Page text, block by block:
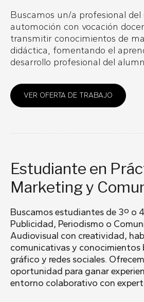
Buscamos un/a profesional del
automoción con vocación
transmitir conocimientos de
didáctica, fomentando el
desarrollo profesional del
VER OFERTA DE TRABAJO
Estudiante en
Marketing y
Buscamos estudiantes de 3º o
Publicidad, Periodismo o
Audiovisual con creatividad,
comunicativas y conocimientos
gráfico y redes sociales.
oportunidad para ganar
entorno colaborativo con